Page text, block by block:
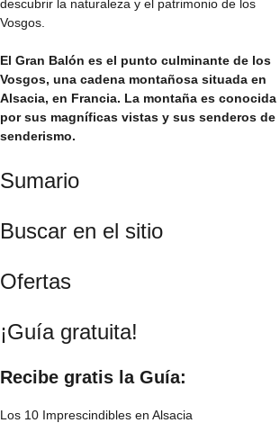
descubrir la naturaleza y el patrimonio de los
Vosgos.
El Gran Balón es el punto culminante de los
Vosgos, una cadena montañosa situada en
Alsacia, en Francia. La montaña es conocida
por sus magníficas vistas y sus senderos de
senderismo.
Sumario
Buscar en el sitio
Ofertas
¡Guía gratuita!
Recibe gratis la Guía:
Los 10 Imprescindibles en Alsacia